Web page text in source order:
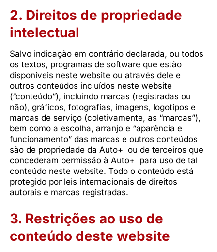
2. Direitos de propriedade
intelectual
Salvo indicação em contrário declarada, ou todos
os textos, programas de software que estão
disponíveis neste website ou através dele e
outros conteúdos incluídos neste website
(“conteúdo”), incluindo marcas (registradas ou
não), gráficos, fotografias, imagens, logotipos e
marcas de serviço (coletivamente, as “marcas”),
bem como a escolha, arranjo e “aparência e
funcionamento” das marcas e outros conteúdos
são de propriedade da Auto+ ou de terceiros que
concederam permissão à Auto+ para uso de tal
conteúdo neste website. Todo o conteúdo está
protegido por leis internacionais de direitos
autorais e marcas registradas.
3. Restrições ao uso de
conteúdo deste website